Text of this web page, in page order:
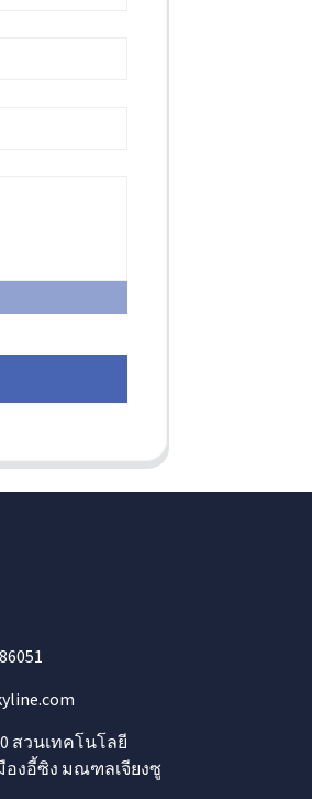
สวนเทคโนโลยี
มืองอี้ซิง มณฑลเจียงซู